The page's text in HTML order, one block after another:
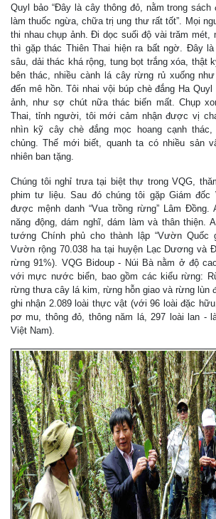
Quyl bảo “Đây là cây thông đỏ, nằm trong
làm thuốc ngừa, chữa trị ung thư rất tốt”. Mọi
thi nhau chụp ảnh. Đi dọc suối độ vài trăm mét,
thì gặp thác Thiên Thai hiện ra bất ngờ. Đây
sâu, dải thác khá rộng, tung bọt trắng xóa, thật
bên thác, nhiều cành lá cây rừng rủ xuống
đến mê hồn. Tôi nhai vội búp chè đắng Ha
ảnh, như sợ chút nữa thác biến mất. Chụp
Thai, tỉnh người, tôi mới cảm nhận được vị
nhìn kỹ cây chè đắng mọc hoang cạnh thác,
chủng. Thế mới biết, quanh ta có nhiều sản
nhiên ban tặng.
Chúng tôi nghỉ trưa tại biệt thự trong VQG,
phim tư liệu. Sau đó chúng tôi gặp Giám đốc
được mệnh danh “Vua trồng rừng” Lâm Đồng.
năng động, dám nghĩ, dám làm và thân thiện.
tướng Chính phủ cho thành lập “Vườn Quốc
Vườn rộng 70.038 ha tại huyện Lạc Dương và
rừng 91%). VQG Bidoup - Núi Bà nằm ở độ
với mực nước biển, bao gồm các kiểu rừng:
rừng thưa cây lá kim, rừng hỗn giao và rừng lùn
ghi nhận 2.089 loài thực vật (với 96 loài đặc
pơ mu, thông đỏ, thông năm lá, 297 loài lan -
Việt Nam).